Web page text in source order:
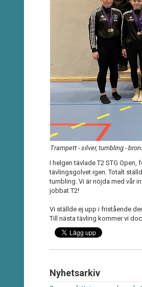
Trampett - silver, tumbling -
I helgen tävlade T2 STG
tävlingsgolvet igen. Totalt
tumbling. Vi är nöjda med vår
jobbat T2!
Vi ställde ej upp i fristående
Till nästa tävling kommer vi
Nyhetsarkiv